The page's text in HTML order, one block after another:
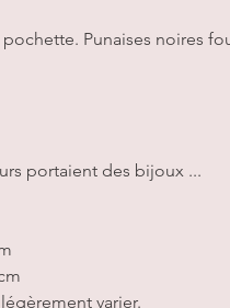
Punaises noires
portaient des bijoux ...
varier.